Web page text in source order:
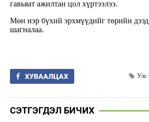
гавьяат ажилтан цол хүртээлээ.
Мөн нэр бүхий эрхмүүдийг төрийн
шагналаа.
ХУВААЛЦАХ Улс
СЭТГЭГДЭЛ БИЧИХ